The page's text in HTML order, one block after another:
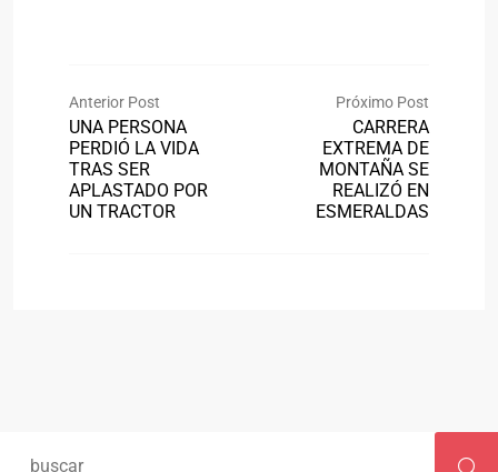
Anterior Post
UNA PERSONA
PERDIÓ LA VIDA
TRAS SER
APLASTADO POR
UN TRACTOR
Próximo Post
CARRERA
EXTREMA DE
MONTAÑA SE
REALIZÓ EN
ESMERALDAS